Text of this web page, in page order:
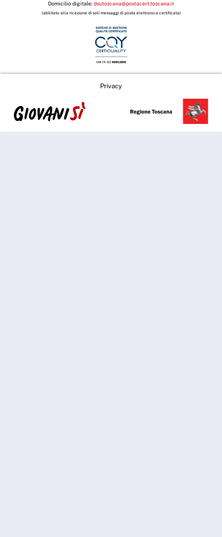
Domicilio digitale: dsutoscana@postacert.toscana.it
(abilitato alla ricezione di soli messaggi di posta elettronica certificata)
Privacy